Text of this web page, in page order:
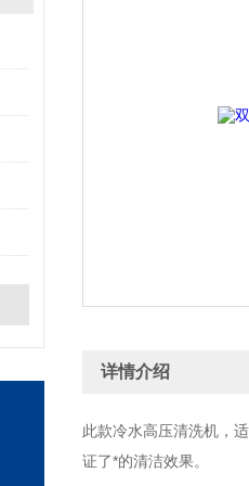
详情介绍
此款冷水高压清洗机，
证了*的清洁效果。